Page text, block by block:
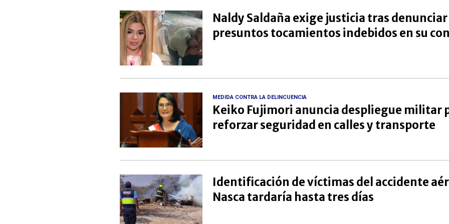
Naldy Saldaña exige justicia tras denunciar
presuntos tocamientos indebidos en su
MEDIDA CONTRA LA DELINCUENCIA
Keiko Fujimori anuncia despliegue militar
reforzar seguridad en calles y transporte
Identificación de víctimas del accidente
Nasca tardaría hasta tres días